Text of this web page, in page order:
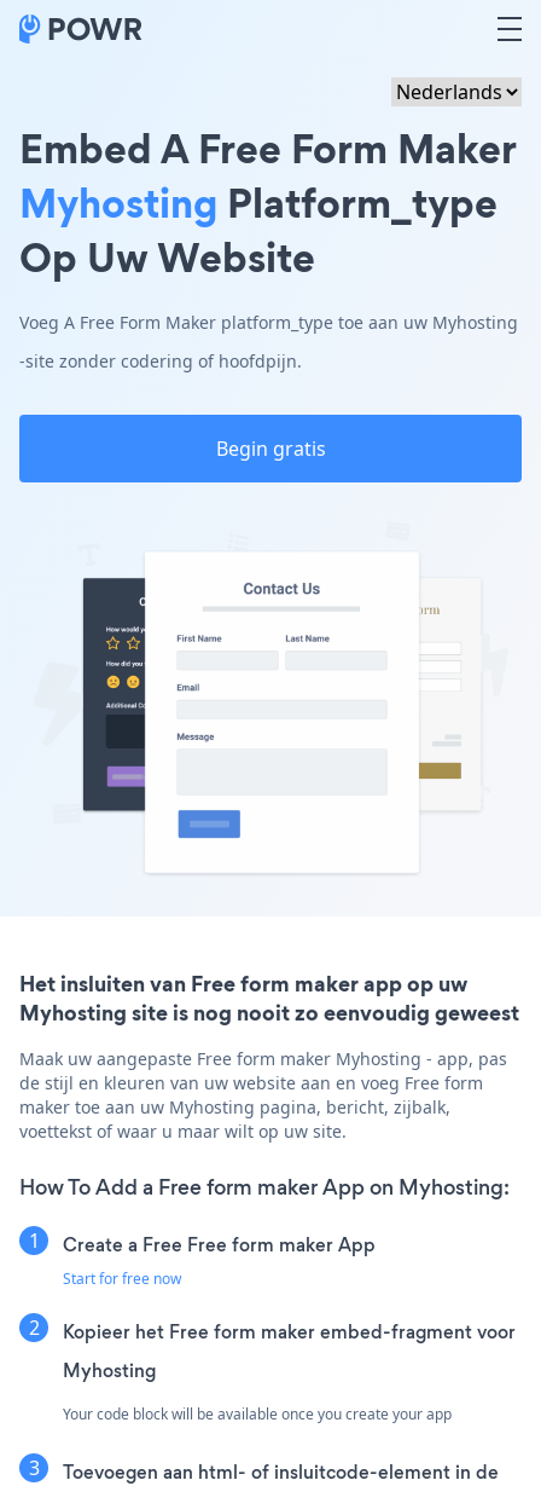
Embed A Free Form Maker
Myhosting Platform_type
Op Uw Website
Voeg A Free Form Maker platform_type toe aan uw Myhosting
-site zonder codering of hoofdpijn.
Begin gratis
Het insluiten van Free form maker app op uw
Myhosting site is nog nooit zo eenvoudig geweest
Maak uw aangepaste Free form maker Myhosting - app, pas
de stijl en kleuren van uw website aan en voeg Free form
maker toe aan uw Myhosting pagina, bericht, zijbalk,
voettekst of waar u maar wilt op uw site.
How To Add a Free form maker App on Myhosting:
Create a Free Free form maker App
Start for free now
Kopieer het Free form maker embed-fragment voor
Myhosting
Your code block will be available once you create your app
Toevoegen aan html- of insluitcode-element in de